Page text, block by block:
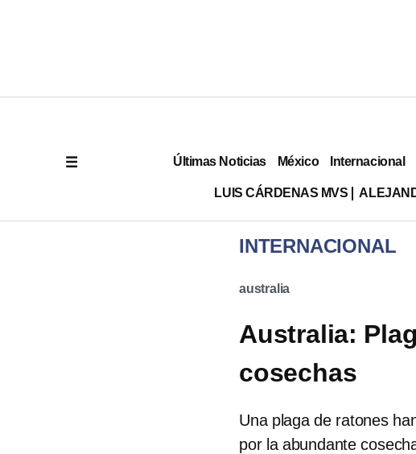
Últimas Noticias México Internacional
LUIS CÁRDENAS MVS
INTERNACIONAL
australia
Australia:
cosechas
Una plaga de ratones
por la abundante